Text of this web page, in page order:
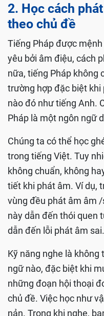
2. Học cách
theo chủ đề
Tiếng Pháp được
yêu bởi âm điệu, cách
nữa, tiếng Pháp không
trường hợp đặc biệt
nào đó như tiếng Anh.
Pháp là một ngôn ngữ
Chúng ta có thể học
trong tiếng Việt. Tuy
không chuẩn, không
tiết khi phát âm. Ví dụ,
vùng đều phát âm âm
này dẫn đến thói quen
dẫn đến lỗi phát âm sai.
Kỹ năng nghe là không
ngữ nào, đặc biệt khi
những đoạn hội thoại
chủ đề. Việc học như
nản. Trong khi nghe,